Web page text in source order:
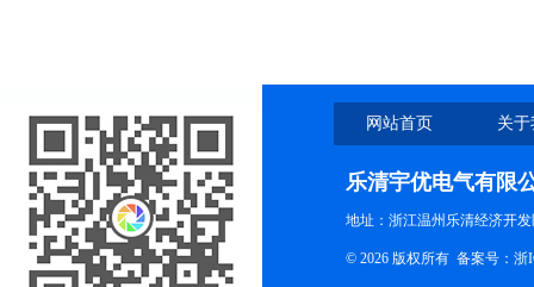
网站首页 关
乐清宇优电气有限
地址：浙江温州乐清经济开
© 2026 版权所有 备案号：浙